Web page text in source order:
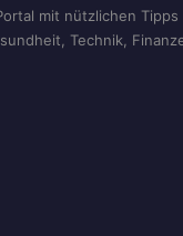
mit nützlichen Tipps
Technik,